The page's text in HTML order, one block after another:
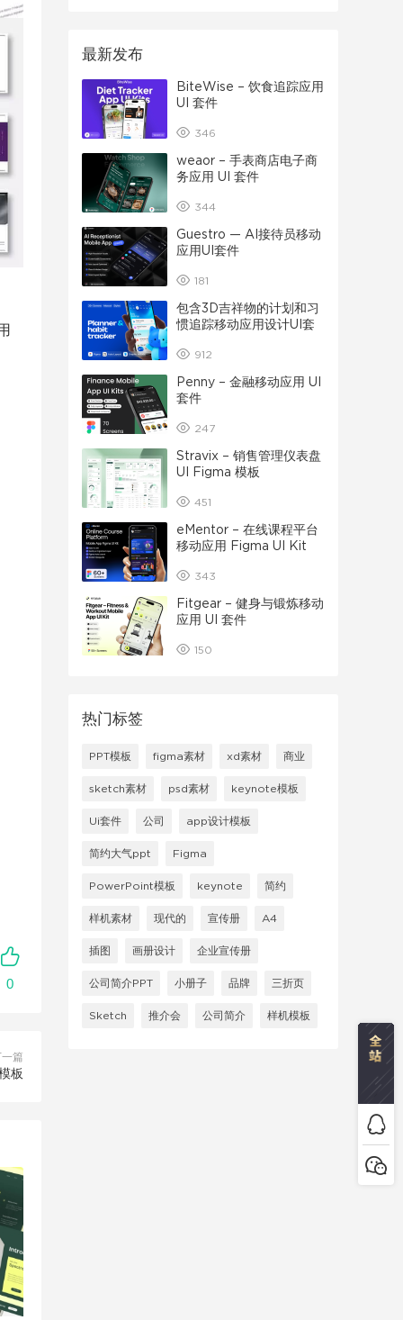
0
篇
板
最新发布
BiteWise – 饮食追踪应用
UI 套件
346
weaor – 手表商店电子商
务应用 UI 套件
344
Guestro — AI接待员移动
应用UI套件
181
包含3D吉祥物的计划和习
惯追踪移动应用设计UI套
912
Penny – 金融移动应用 UI
套件
247
Stravix – 销售管理仪表盘
UI Figma 模板
451
eMentor – 在线课程平台
移动应用 Figma UI Kit
343
Fitgear – 健身与锻炼移动
应用 UI 套件
150
热门标签
PPT模板 figma素材 xd素材 商业
sketch素材 psd素材 keynote模板
Ui套件 公司 app设计模板
简约大气ppt Figma
PowerPoint模板 keynote 简约
样机素材 现代的 宣传册 A4
插图 画册设计 企业宣传册
公司简介PPT 小册子 品牌 三折页
Sketch 推介会 公司简介 样机模板